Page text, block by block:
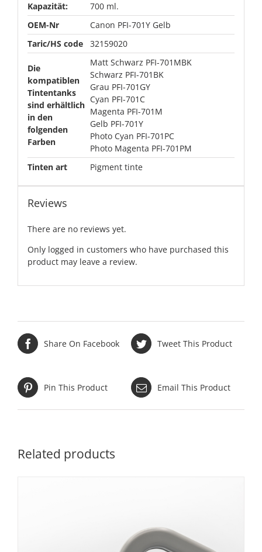
Kapazität:
700 ml.
OEM-Nr
Canon PFI-701Y Gelb
Taric/HS code
32159020
Die
kompatiblen
Tintentanks
sind erhältlich
in den
folgenden
Farben
Matt Schwarz PFI-701MBK
Schwarz PFI-701BK
Grau PFI-701GY
Cyan PFI-701C
Magenta PFI-701M
Gelb PFI-701Y
Photo Cyan PFI-701PC
Photo Magenta PFI-701PM
Tinten art
Pigment tinte
Reviews
There are no reviews yet.
Only logged in customers who have purchased this
product may leave a review.
Share On Facebook Tweet This Product
Pin This Product Email This Product
Related products